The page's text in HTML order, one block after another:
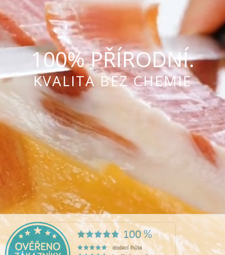
100% PŘÍRODNÍ.
KVALITA BEZ CHEMIE